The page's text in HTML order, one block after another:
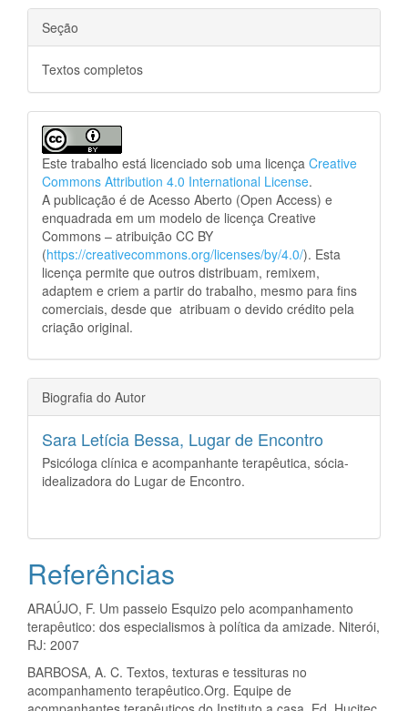
Seção
Textos completos
Este trabalho está licenciado sob uma licença Creative
Commons Attribution 4.0 International License.
A publicação é de Acesso Aberto (Open Access) e
enquadrada em um modelo de licença Creative
Commons – atribuição CC BY
(https://creativecommons.org/licenses/by/4.0/). Esta
licença permite que outros distribuam, remixem,
adaptem e criem a partir do trabalho, mesmo para fins
comerciais, desde que atribuam o devido crédito pela
criação original.
Biografia do Autor
Sara Letícia Bessa, Lugar de Encontro
Psicóloga clínica e acompanhante terapêutica, sócia-
idealizadora do Lugar de Encontro.
Referências
ARAÚJO, F. Um passeio Esquizo pelo acompanhamento
terapêutico: dos especialismos à política da amizade. Niterói,
RJ: 2007
BARBOSA, A. C. Textos, texturas e tessituras no
acompanhamento terapêutico.Org. Equipe de